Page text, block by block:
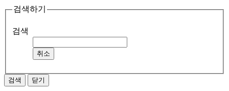
검색하기
검색
취소
검색 닫기